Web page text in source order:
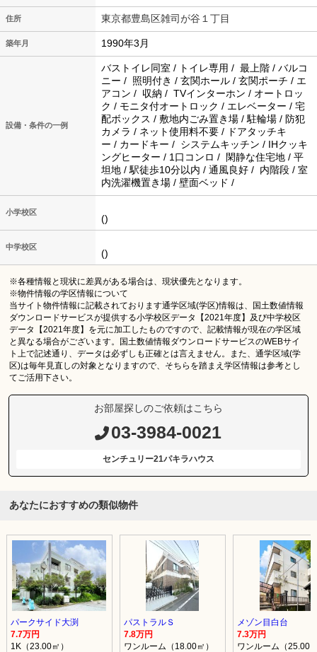
住所 東京都豊島区雑司が谷１丁目
築年月 1990年3月
設備・条件の一例
バストイレ同室 / トイレ専用 / 最上階 / バルコ
ニー / 照明付き / 玄関ホール / 玄関ポーチ / エ
アコン / 収納 / TVインターホン / オートロッ
ク / モニタ付オートロック / エレベーター / 宅
配ボックス / 敷地内ごみ置き場 / 駐輪場 / 防犯
カメラ / ネット使用料不要 / ドアタッチキ
ー / カードキー / システムキッチン / IHクッキ
ングヒーター / 1口コンロ / 閑静な住宅地 / 平
坦地 / 駅徒歩10分以内 / 通風良好 / 内階段 / 室
内洗濯機置き場 / 壁面ベッド /
小学校区
()
中学校区
()
※各種情報と現状に差異がある場合は、現状優先となります。
※物件情報の学区情報について
当サイト物件情報に記載されております通学区域(学区)情報は、国土数値情報
ダウンロードサービスが提供する小学校区データ【2021年度】及び中学校区
データ【2021年度】を元に加工したものですので、記載情報が現在の学区域
と異なる場合がございます。国土数値情報ダウンロードサービスのWEBサイ
ト上で記述通り、データは必ずしも正確とは言えません。また、通学区域(学
区)は毎年見直しの対象となりますので、そちらを踏まえ学区情報は参考とし
てご活用下さい。
お部屋探しのご依頼はこちら
03-3984-0021
センチュリー21パキラハウス
あなたにおすすめの類似物件
パークサイド大渕
7.7万円
1K（23.00㎡）
パストラルＳ
7.8万円
ワンルーム（18.00㎡）
メゾン目白台
7.3万円
ワンルーム（25.00